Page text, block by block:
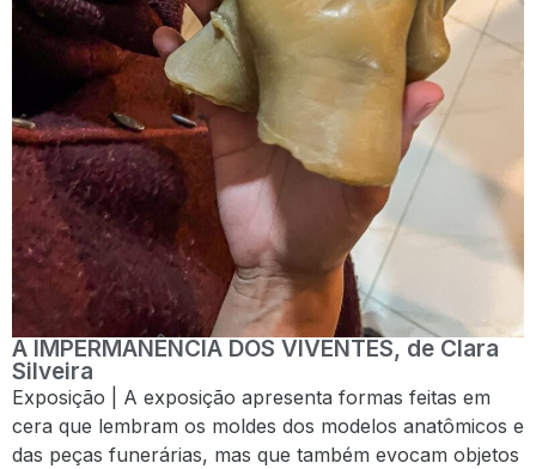
A IMPERMANÊNCIA DOS VIVENTES, de Clara
Silveira
Exposição | A exposição apresenta formas feitas em
cera que lembram os moldes dos modelos anatômicos e
das peças funerárias, mas que também evocam objetos